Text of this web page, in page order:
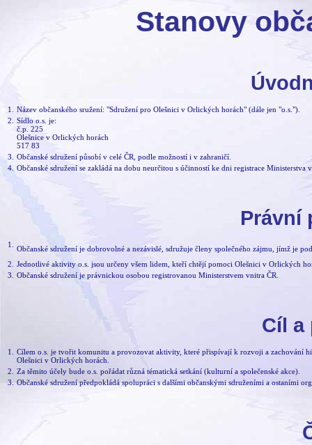
Stanovy
1.
Název občanského sružení: "Sdružení pro Olešnici v Orlických horách" (dále jen "o.s.").
2.
Sídlo o.s. je:
č.p. 225
Olešnice v Orlických horách
517 83
3.
Občanské sdružení působí v celé ČR, podle možností i v zahraničí.
4. Občanské sdružení se zakládá na dobu neurčitou s účinností ke dni registrace Ministerstva
Právní
1.
Občanské sdružení je dobrovolné a nezávislé, sdružuje členy společného zájmu, jímž je
2.
Jednotlivé aktivity o.s. jsou určeny všem lidem, kteří chtějí pomoci Olešnici v Orlických
3.
Občanské sdružení je právnickou osobou registrovanou Ministerstvem vnitra ČR.
Cíl a
1.
Cílem o.s. je tvořit komunitu a provozovat aktivity, které přispívají k rozvoji a zachování
Olešnici v Orlických horách.
2.
Za těmito účely bude o.s. pořádat různá tématická setkání (kulturní a společenské akce).
3.
Občanské sdružení předpokládá spolupráci s dalšími občanskými sdruženími a ostaními